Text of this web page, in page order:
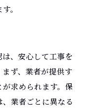
。
、安心して工事を
ず、業者が提供す
求められます。保
業者ごとに異なる